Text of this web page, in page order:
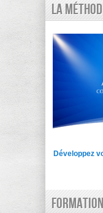
La
Développez